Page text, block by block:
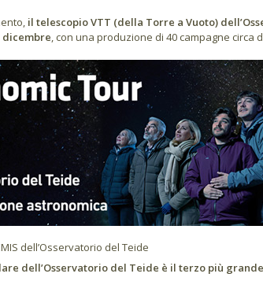
il telescopio VTT (della Torre a Vuoto)
, con una produzione di 40 campagne circa
dell’Osservatorio del Teide
dell’Osservatorio del Teide è il terzo più